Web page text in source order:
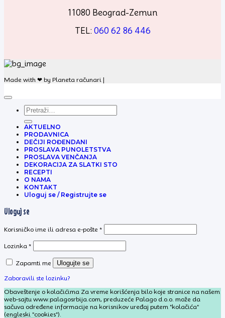
11080 Beograd-Zemun
TEL: 060 62 86 446
Made with ❤ by Planeta računari |
Pretraga
za:
AKTUELNO
PRODAVNICA
DEČIJI ROĐENDANI
PROSLAVA PUNOLETSTVA
PROSLAVA VENČANJA
DEKORACIJA ZA SLATKI STO
RECEPTI
O NAMA
KONTAKT
Uloguj se / Registrujte se
Uloguj se
Korisničko ime ili adresa e-pošte *
Lozinka *
Zapamti me
Ulogujte se
Zaboravili ste lozinku?
Obaveštenje o kolačićima Za vreme korišćenja bilo koje stranice na našem
web-sajtu www.palagosrbija.com, preduzeće Palago d.o.o. može da
sačuva određene informacije na korisnikov uređaj putem "kolačića"
(engleski "cookies").